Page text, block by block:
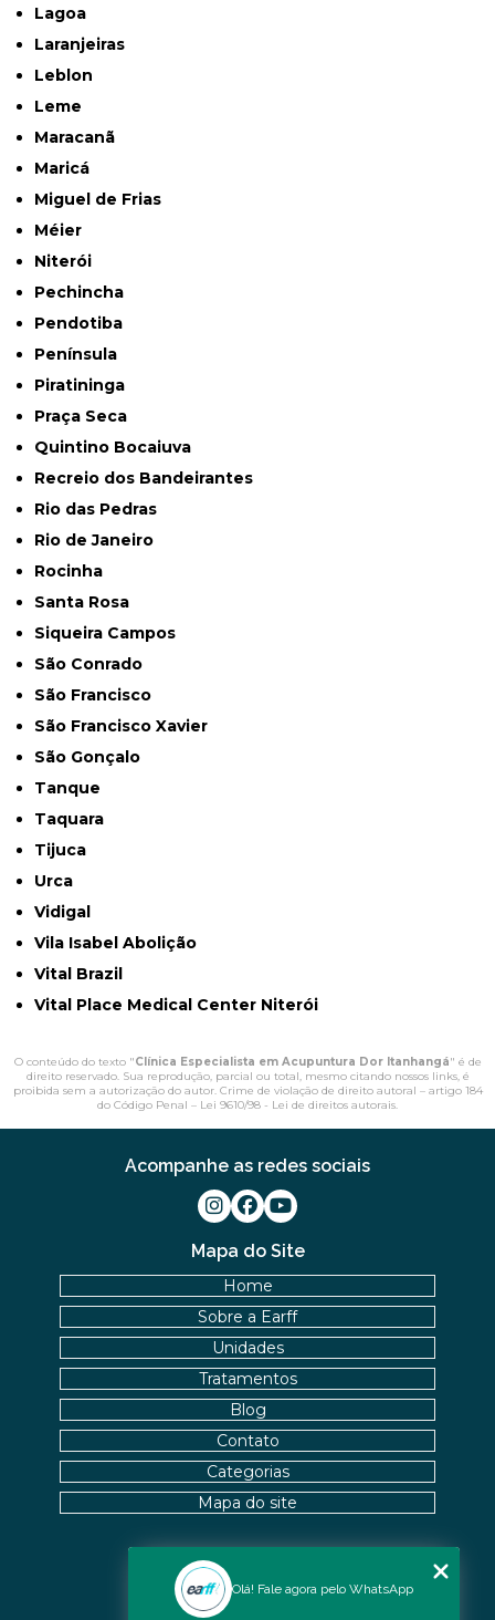
Lagoa
Laranjeiras
Leblon
Leme
Maracanã
Maricá
Miguel de Frias
Méier
Niterói
Pechincha
Pendotiba
Península
Piratininga
Praça Seca
Quintino Bocaiuva
Recreio dos Bandeirantes
Rio das Pedras
Rio de Janeiro
Rocinha
Santa Rosa
Siqueira Campos
São Conrado
São Francisco
São Francisco Xavier
São Gonçalo
Tanque
Taquara
Tijuca
Urca
Vidigal
Vila Isabel Abolição
Vital Brazil
Vital Place Medical Center Niterói
O conteúdo do texto "Clínica Especialista em Acupuntura Dor Itanhangá" é de
direito reservado. Sua reprodução, parcial ou total, mesmo citando nossos links, é
proibida sem a autorização do autor. Crime de violação de direito autoral – artigo 184
do Código Penal – Lei 9610/98 - Lei de direitos autorais.
Nossas Unidades
Mapa do Site
Home
Sobre a Earff
Unidades
Tratamentos
Blog
Contato
Categorias
Mapa do site
Acompanhe as redes sociais
Olá! Fale agora pelo WhatsApp